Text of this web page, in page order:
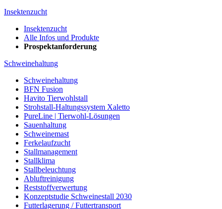
Insektenzucht
Insektenzucht
Alle Infos und Produkte
Prospektanforderung
Schweinehaltung
Schweinehaltung
BFN Fusion
Havito Tierwohlstall
Strohstall-Haltungssystem Xaletto
PureLine | Tierwohl-Lösungen
Sauenhaltung
Schweinemast
Ferkelaufzucht
Stallmanagement
Stallklima
Stallbeleuchtung
Abluftreinigung
Reststoffverwertung
Konzeptstudie Schweinestall 2030
Futterlagerung / Futtertransport